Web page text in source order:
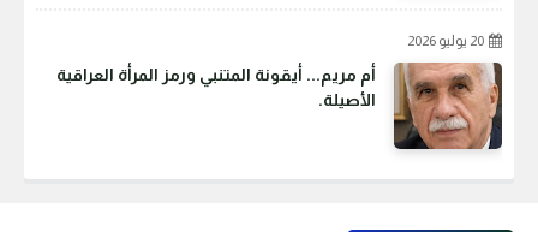
20 يوليو 2026
أم مريم... أيقونة المتنبي ورمز المرأة العراقية
الأصيلة.